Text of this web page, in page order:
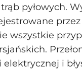
pyłowych.
wszystkie
i